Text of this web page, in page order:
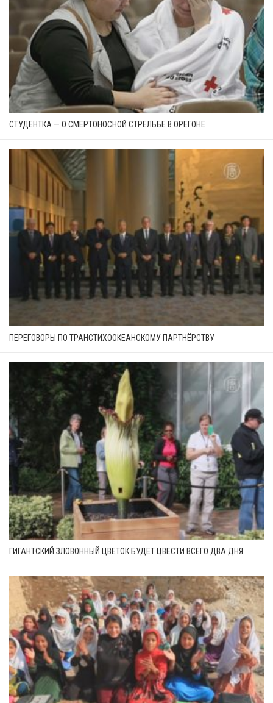
СТУДЕНТКА — О СМЕРТОНОСНОЙ СТРЕЛЬБЕ В ОРЕГОНЕ
ПЕРЕГОВОРЫ ПО ТРАНСТИХООКЕАНСКОМУ ПАРТНЁРСТВУ
ГИГАНТСКИЙ ЗЛОВОННЫЙ ЦВЕТОК БУДЕТ ЦВЕСТИ ВСЕГО ДВА ДНЯ